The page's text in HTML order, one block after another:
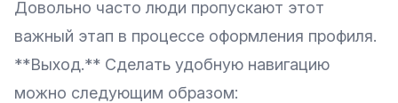
Довольно часто люди пропускают этот
важный этап в процессе оформления профиля.
**Выход.** Сделать удобную навигацию
можно следующим образом: